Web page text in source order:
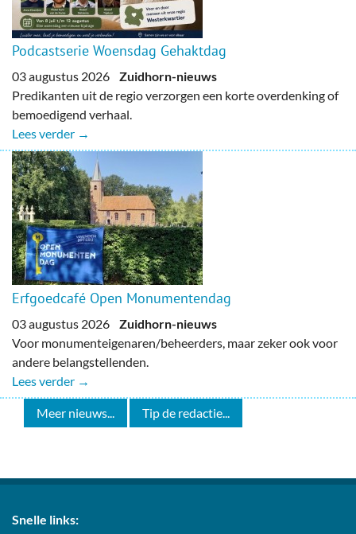
Podcastserie Woensdag Gehaktdag
03 augustus 2026 Zuidhorn-nieuws
Predikanten uit de regio verzorgen een korte overdenking of
bemoedigend verhaal.
Lees verder →
Erfgoedcafé Open Monumentendag
03 augustus 2026 Zuidhorn-nieuws
Voor monumenteigenaren/beheerders, maar zeker ook voor
andere belangstellenden.
Lees verder →
Meer nieuws... Tip de redactie...
Snelle links: